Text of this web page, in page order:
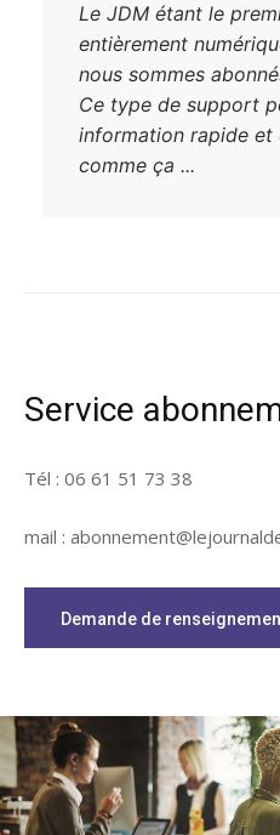
Le JDM étant le
entièrement
nous sommes
Ce type de support
information rapide et
comme ça ...
Service
Tél : 06 61 51 73 38
mail :
Demande de